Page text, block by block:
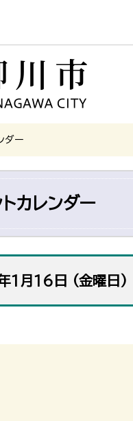
ダー
カレンダー
1月16日 (金曜日 )